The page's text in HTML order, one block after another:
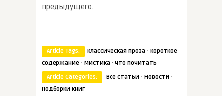
предыдущего.
Article Tags: классическая проза · короткое
содержание · мистика · что почитать
Article Categories:
Все статьи · Новости ·
Подборки книг